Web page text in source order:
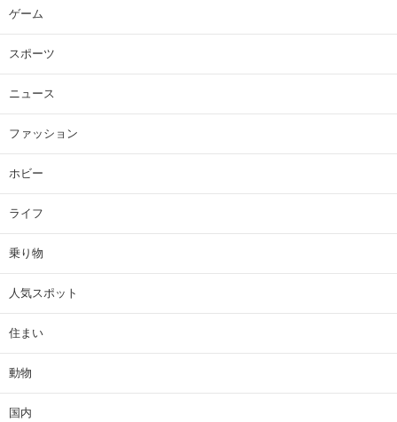
ゲーム
スポーツ
ニュース
ファッション
ホビー
ライフ
乗り物
人気スポット
住まい
動物
国内